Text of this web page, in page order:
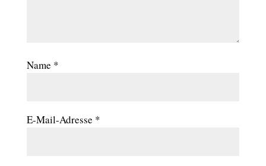
Name *
E-Mail-Adresse *